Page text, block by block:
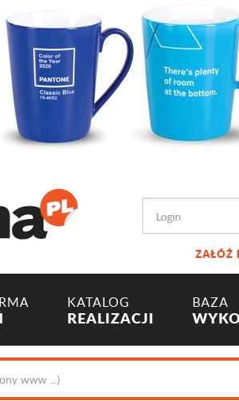
ZAŁÓŻ
KATALOG
REALIZACJI
BAZA